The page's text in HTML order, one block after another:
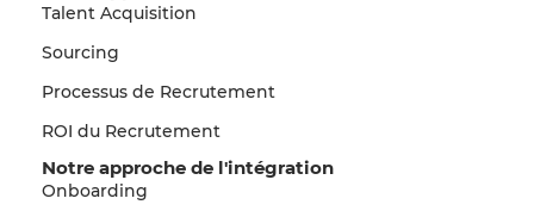
Talent Acquisition
Sourcing
Processus de Recrutement
ROI du Recrutement
Notre approche de l'intégration
Onboarding